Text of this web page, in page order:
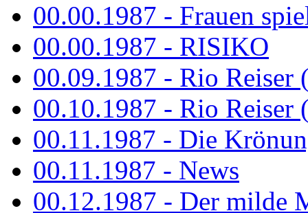
00.00.1987 - Frauen
00.00.1987 - RISIKO
00.09.1987 - Rio Reiser
00.10.1987 - Rio Reiser
00.11.1987 - Die
00.11.1987 - News
00.12.1987 - Der milde